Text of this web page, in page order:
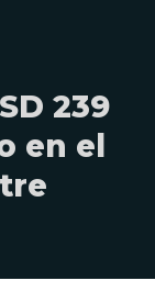
239
en el